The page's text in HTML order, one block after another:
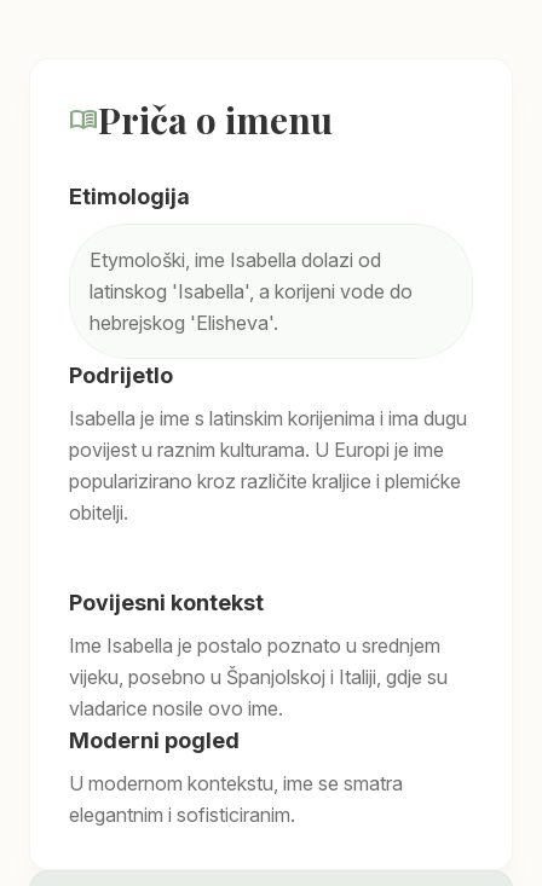
menu_bookPriča o imenu
Etimologija
Etymološki, ime Isabella dolazi od
latinskog 'Isabella', a korijeni vode do
hebrejskog 'Elisheva'.
Podrijetlo
Isabella je ime s latinskim korijenima i ima dugu
povijest u raznim kulturama. U Europi je ime
popularizirano kroz različite kraljice i plemićke
obitelji.
Povijesni kontekst
Ime Isabella je postalo poznato u srednjem
vijeku, posebno u Španjolskoj i Italiji, gdje su
vladarice nosile ovo ime.
Moderni pogled
U modernom kontekstu, ime se smatra
elegantnim i sofisticiranim.